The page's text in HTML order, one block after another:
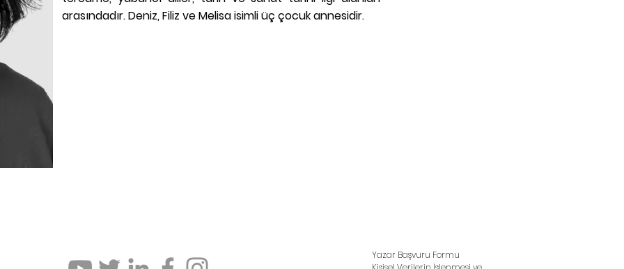
arasındadır. Deniz, Filiz ve Melisa isimli üç çocuk annesidir.
Yazar Başvuru Formu